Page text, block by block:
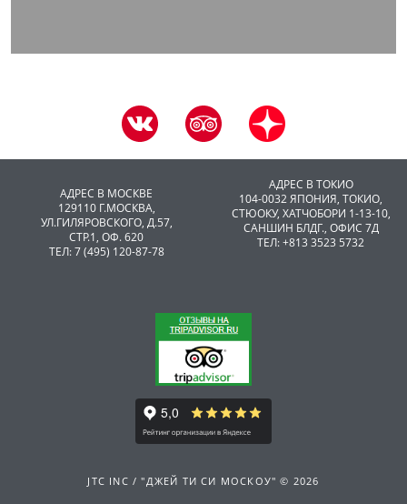
АДРЕС В МОСКВЕ
129110 Г.МОСКВА,
УЛ.ГИЛЯРОВСКОГО, Д.57,
СТР.1, ОФ. 620
ТЕЛ: 7 (495) 120-87-78
АДРЕС В ТОКИО
104-0032 ЯПОНИЯ, ТОКИО,
CТЮОКУ, ХАТЧОБОРИ 1-13-10,
САНШИН БЛДГ., ОФИС 7Д
ТЕЛ: +813 3523 5732
JTC INC / "ДЖЕЙ ТИ СИ МОСКОУ" © 2026